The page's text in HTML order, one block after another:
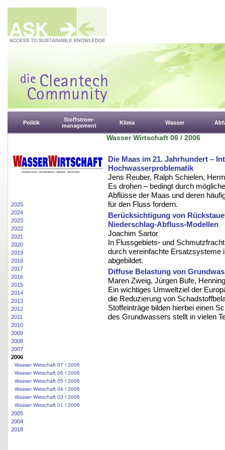
Politik
Stoffstrom-
management
Klima Wasser
2025
2024
2023
2022
2021
2020
2019
2018
2017
2016
2015
2014
2013
2012
2011
2010
2009
2008
2007
2006
Wasser Wirtschaft 07 / 2006
Wasser Wirtschaft 06 / 2006
Wasser Wirtschaft 05 / 2006
Wasser Wirtschaft 04 / 2006
Wasser Wirtschaft 03 / 2006
Wasser Wirtschaft 01 / 2006
2005
2004
2018
Wasser Wirtschaft 06 / 2006
Die Maas im 21. Jahrhundert –
Hochwasserproblematik
Jens Reuber, Ralph Schielen,
Es drohen – bedingt durch
Abflüsse der Maas und deren
für den Fluss fordern.
Berücksichtigung von
Niederschlag-Abﬂuss-Modellen
Joachim Sartor
In Flussgebiets- und
durch vereinfachte Ersatzsysteme
abgebildet.
Diffuse Belastung von
Maren Zweig, Jürgen Bufe,
Ein wichtiges Umweltziel der
die Reduzierung von
Stoffeinträge bilden hierbei einen
des Grundwassers stellt in vielen